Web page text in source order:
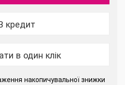
кредит
в один клік
накопичувальної знижки